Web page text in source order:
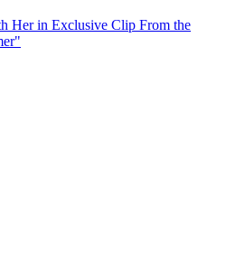
Her in Exclusive Clip From the